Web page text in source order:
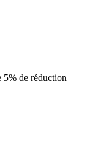
5% de réduction